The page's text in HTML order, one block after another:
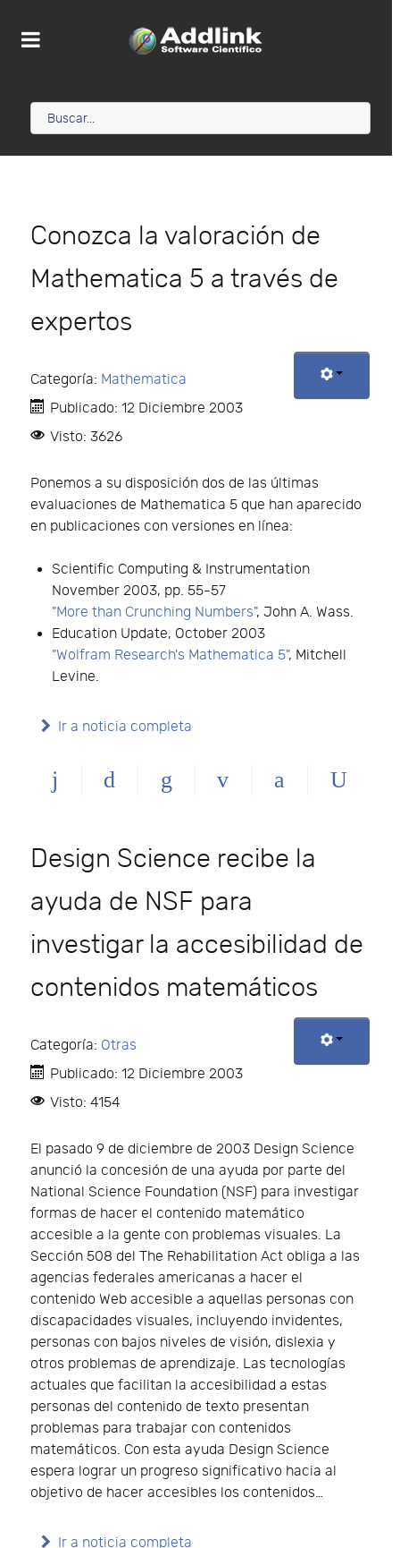
Conozca la valoración de
Mathematica 5 a través de
expertos
Categoría: Mathematica
Publicado: 12 Diciembre 2003
Visto: 3626
Ponemos a su disposición dos de las últimas
evaluaciones de Mathematica 5 que han aparecido
en publicaciones con versiones en línea:
Scientific Computing & Instrumentation
November 2003, pp. 55-57
"More than Crunching Numbers", John A. Wass.
Education Update, October 2003
"Wolfram Research's Mathematica 5", Mitchell
Levine.
Ir a noticia completa
Design Science recibe la
ayuda de NSF para
investigar la accesibilidad de
contenidos matemáticos
Categoría: Otras
Publicado: 12 Diciembre 2003
Visto: 4154
El pasado 9 de diciembre de 2003 Design Science
anunció la concesión de una ayuda por parte del
National Science Foundation (NSF) para investigar
formas de hacer el contenido matemático
accesible a la gente con problemas visuales. La
Sección 508 del The Rehabilitation Act obliga a las
agencias federales americanas a hacer el
contenido Web accesible a aquellas personas con
discapacidades visuales, incluyendo invidentes,
personas con bajos niveles de visión, dislexia y
otros problemas de aprendizaje. Las tecnologías
actuales que facilitan la accesibilidad a estas
personas del contenido de texto presentan
problemas para trabajar con contenidos
matemáticos. Con esta ayuda Design Science
espera lograr un progreso significativo hacia al
objetivo de hacer accesibles los contenidos…
Ir a noticia completa